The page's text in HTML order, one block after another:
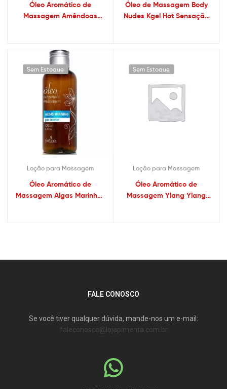
Óleo Aromático de
Massagem Amêndoas
Óleo de Massagem Body
Nudes Kgel Hot Sensação
Sem Estoque
Loção para Massagem
Óleo Aromático de
Massagem Algas Marinhas
Sem Estoque
Loção para Massagem
Óleo Aromático de
Massagem Ylang Ylang
FALE CONOSCO
Se você tiver qualquer dúvida, mande-nos um e-mail:
faleconosco@lojapimenta.com.br